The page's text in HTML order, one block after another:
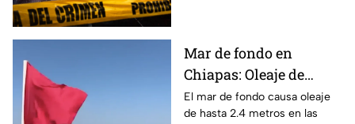
Mar de fondo en
Chiapas: Oleaje de
hasta 2.4 metros alerta
a las costas del estado
El mar de fondo causa oleaje
de hasta 2.4 metros en las